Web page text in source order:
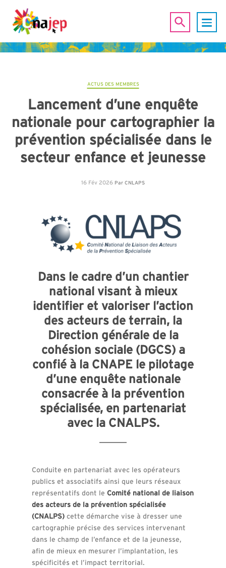
ACTUS DES MEMBRES
Lancement d’une enquête
nationale pour cartographier la
prévention spécialisée dans le
secteur enfance et jeunesse
16 Fév 2026 Par CNLAPS
Dans le cadre d’un chantier
national visant à mieux
identifier et valoriser l’action
des acteurs de terrain, la
Direction générale de la
cohésion sociale (DGCS) a
confié à la CNAPE le pilotage
d’une enquête nationale
consacrée à la prévention
spécialisée, en partenariat
avec la CNALPS.
Conduite en partenariat avec les opérateurs
publics et associatifs ainsi que leurs réseaux
représentatifs dont le Comité national de liaison
des acteurs de la prévention spécialisée
(CNALPS)cette démarche vise à dresser une
cartographie précise des services intervenant
dans le champ de l’enfance et de la jeunesse,
afin de mieux en mesurer l’implantation, les
spécificités et l’impact territorial.